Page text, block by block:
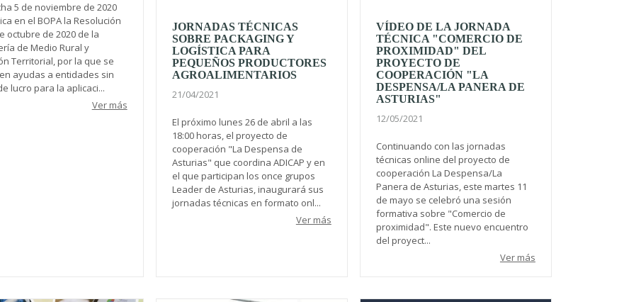
5 de noviembre de 2020
en el BOPA la Resolución
octubre de 2020 de la
de Medio Rural y
Territorial, por la que se
ayudas a entidades sin
lucro para la aplicaci...
Ver más
JORNADAS TÉCNICAS
SOBRE PACKAGING Y
LOGÍSTICA PARA
PEQUEÑOS PRODUCTORES
AGROALIMENTARIOS
21/04/2021
El próximo lunes 26 de abril a las
18:00 horas, el proyecto de
cooperación "La Despensa de
Asturias" que coordina ADICAP y en
el que participan los once grupos
Leader de Asturias, inaugurará sus
jornadas técnicas en formato onl...
Ver más
VÍDEO DE LA JORNADA
TÉCNICA "COMERCIO DE
PROXIMIDAD" DEL
PROYECTO DE
COOPERACIÓN "LA
DESPENSA/LA PANERA DE
ASTURIAS"
12/05/2021
Continuando con las jornadas
técnicas online del proyecto de
cooperación La Despensa/La
Panera de Asturias, este martes 11
de mayo se celebró una sesión
formativa sobre "Comercio de
proximidad". Este nuevo encuentro
del proyect...
Ver más